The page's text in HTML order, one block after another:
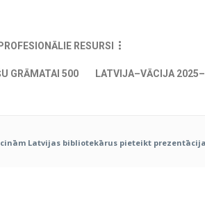
PROFESIONĀLIE RESURSI
GRĀMATAI 500 LATVIJA–VĀCIJA
Latvijas bibliotekārus pieteikt